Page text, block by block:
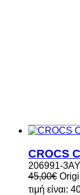
206991-3AY
45,00€
τιμή είναι: